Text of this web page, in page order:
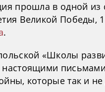
прошла в одной из
Великой Победы,
.
«Школы
настоящими
которые так и